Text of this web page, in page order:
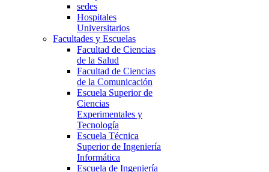
sedes
Hospitales
Universitarios
Facultades y Escuelas
Facultad de Ciencias
de la Salud
Facultad de Ciencias
de la Comunicación
Escuela Superior de
Ciencias
Experimentales y
Tecnología
Escuela Técnica
Superior de Ingeniería
Informática
Escuela de Ingeniería